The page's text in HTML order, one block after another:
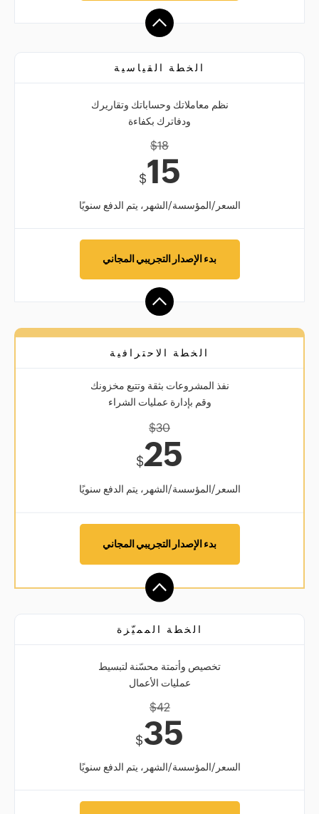
الخطة القياسية
نظم معاملاتك وحساباتك وتقاريرك
ودفاترك بكفاءة
$18
$15
السعر/المؤسسة/الشهر، يتم الدفع سنويًا
بدء الإصدار التجريبي المجاني
الخطة الاحترافية
نفذ المشروعات بثقة وتتبع مخزونك
وقم بإدارة عمليات الشراء
$30
$25
السعر/المؤسسة/الشهر، يتم الدفع سنويًا
بدء الإصدار التجريبي المجاني
الخطة المميّزة
تخصيص وأتمتة محسّنة لتبسيط
عمليات الأعمال
$42
$35
السعر/المؤسسة/الشهر، يتم الدفع سنويًا